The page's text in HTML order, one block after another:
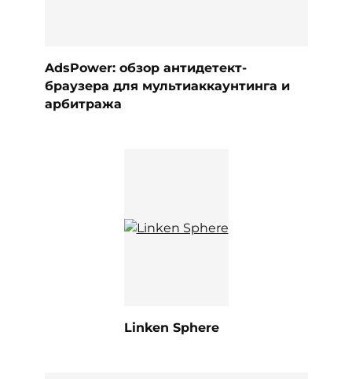
AdsPower: обзор антидетект-
браузера для мультиаккаунтинга и
арбитража
Linken Sphere